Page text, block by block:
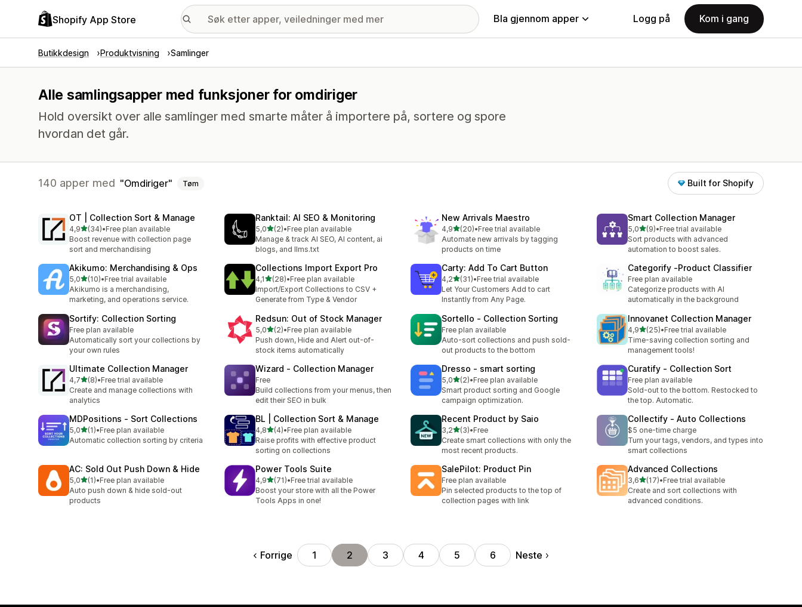
Shopify App Store Bla gjennom apper Logg på Kom i gang
Butikkdesign Produktvisning Samlinger
Alle samlingsapper med funksjoner for omdiriger
Hold oversikt over alle samlinger med smarte måter å importere på, sortere og spore
hvordan det går.
140 apper med Omdiriger Tøm Built for Shopify
OT | Collection Sort & Manage
4,9av 5 stjerner
(34)
Totalt 34 omtaler
•Free plan available
Boost revenue with collection page
sort and merchandising
Ranktail: AI SEO & Monitoring
5,0av 5 stjerner
(2)
Totalt 2 omtaler
•Free plan available
Manage & track AI SEO, AI content, ai
blogs, and llms.txt
New Arrivals Maestro
4,9av 5 stjerner
(20)
Totalt 20 omtaler
•Free trial available
Automate new arrivals by tagging
products on time
Smart Collection Manager
5,0av 5 stjerner
(9)
Totalt 9 omtaler
•Free trial available
Sort products with advanced
automation to boost sales.
Akikumo: Merchandising & Ops
5,0av 5 stjerner
(10)
Totalt 10 omtaler
•Free trial available
Akikumo is a merchandising,
marketing, and operations service.
Collections Import Export Pro
4,1av 5 stjerner
(28)
Totalt 28 omtaler
•Free plan available
Import/Export Collections to CSV +
Generate from Type & Vendor
Carty: Add To Cart Button
4,2av 5 stjerner
(31)
Totalt 31 omtaler
•Free trial available
Let Your Customers Add to cart
Instantly from Any Page.
Categorify ‑Product Classifier
Free plan available
Categorize products with AI
automatically in the background
Sortify: Collection Sorting
Free plan available
Automatically sort your collections by
your own rules
Redsun: Out of Stock Manager
5,0av 5 stjerner
(2)
Totalt 2 omtaler
•Free plan available
Push down, Hide and Alert out-of-
stock items automatically
Sortello ‑ Collection Sorting
Free plan available
Auto-sort collections and push sold-
out products to the bottom
Innovanet Collection Manager
4,9av 5 stjerner
(25)
Totalt 25 omtaler
•Free trial available
Time-saving collection sorting and
management tools!
Ultimate Collection Manager
4,7av 5 stjerner
(8)
Totalt 8 omtaler
•Free trial available
Create and manage collections with
analytics
Wizard ‑ Collection Manager
Free
Build collections from your menus, then
edit their SEO in bulk
Dresso ‑ smart sorting
5,0av 5 stjerner
(2)
Totalt 2 omtaler
•Free plan available
Smart product sorting and Google
campaign optimization.
Curatify ‑ Collection Sort
Free plan available
Sold-out to the bottom. Restocked to
the top. Automatic.
MDPositions ‑ Sort Collections
5,0av 5 stjerner
(1)
Totalt 1 omtaler
•Free plan available
Automatic collection sorting by criteria
BL | Collection Sort & Manage
4,8av 5 stjerner
(4)
Totalt 4 omtaler
•Free plan available
Raise profits with effective product
sorting on collections
Recent Product by Saio
3,2av 5 stjerner
(3)
Totalt 3 omtaler
•Free
Create smart collections with only the
most recent products.
Collectify ‑ Auto Collections
$5 one-time charge
Turn your tags, vendors, and types into
smart collections
AC: Sold Out Push Down & Hide
5,0av 5 stjerner
(1)
Totalt 1 omtaler
•Free plan available
Auto push down & hide sold-out
products
Power Tools Suite
4,9av 5 stjerner
(71)
Totalt 71 omtaler
•Free trial available
Boost your store with all the Power
Tools Apps in one!
SalePilot: Product Pin
Free plan available
Pin selected products to the top of
collection pages with link
Advanced Collections
3,6av 5 stjerner
(17)
Totalt 17 omtaler
•Free trial available
Create and sort collections with
advanced conditions.
Forrige 1 2 3 4 5 6 Neste